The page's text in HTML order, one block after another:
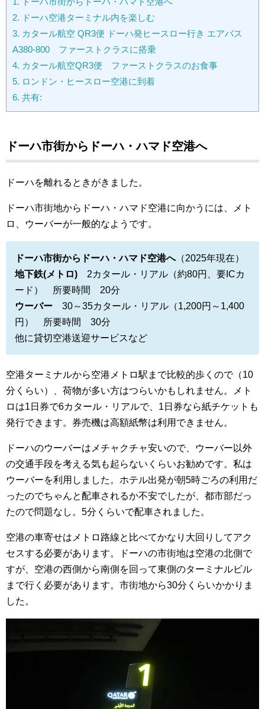
2. ドーハ空港ターミナル内を楽しむ
3. カタール航空 QR3便 ドーハ発ヒースロー行き エアバス
A380-800 ファーストクラスに搭乗
4. カタール航空QR3便 ファーストクラスのお食事
5. ロンドン・ヒースロー空港に到着
6. 共有:
ドーハ市街からドーハ ・ハマド空港へ
ドーハを離れるときがきました。
ドーハ市街地からドーハ・ハマド空港に向かうには、メト
ロ、ウーバーが一般的なようです。
ドーハ市街からドーハ・ハマド空港へ（2025年現在）
地下鉄(メトロ) 2カタール・リアル（約80円、要ICカ
ード） 所要時間 20分
ウーバー 30～35カタール・リアル（1,200円～1,400
円） 所要時間 30分
他に貸切空港送迎サービスなど
空港ターミナルから空港メトロ駅まで比較的歩くので（10
分くらい）、荷物が多い方はつらいかもしれません。メト
ロは1日券で6カタール・リアルで、1日券なら紙チケットも
発行できます。券売機は高額紙幣は利用できません。
ドーハのウーバーはメチャクチャ安いので、ウーバー以外
の交通手段を考える気も起らないくらいお勧めです。私は
ウーバーを利用しました。ホテル出発が朝5時ごろの利用だ
ったのでちゃんと配車されるか不安でしたが、都市部だっ
たので問題なし。5分くらいで配車されました。
空港の車寄せはメトロ路線と比べてかなり大回りしてアク
セスする必要があります。ドーハの市街地は空港の北側で
すが、空港の西側から南側を回って東側のターミナルビル
まで行く必要があります。市街地から30分くらいかかりま
した。